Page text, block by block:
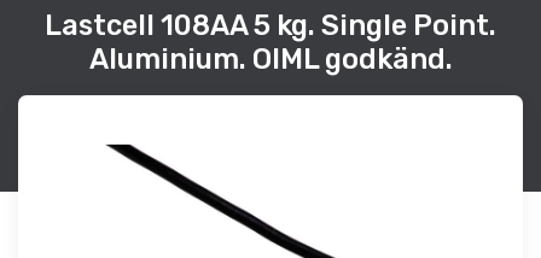
Lastcell 108AA 5 kg. Single Point.
Aluminium. OIML godkänd.